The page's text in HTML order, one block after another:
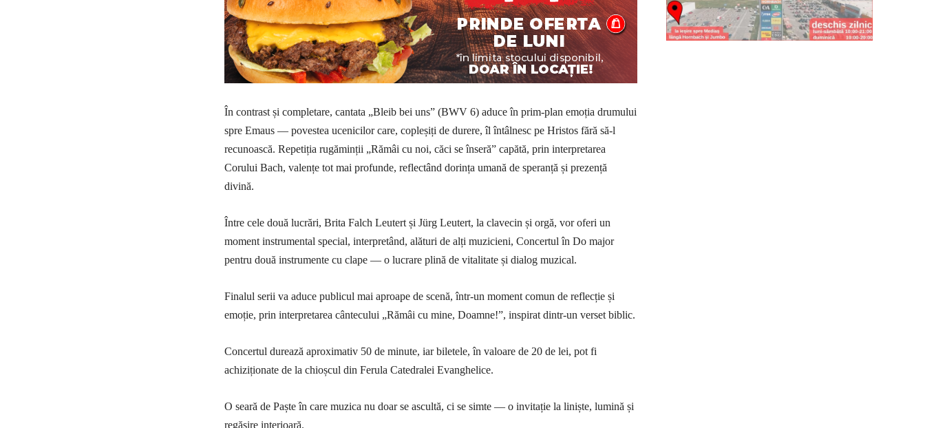
În contrast și completare, cantata „Bleib bei uns” (BWV 6) aduce în prim-plan emoția drumului
spre Emaus — povestea ucenicilor care, copleșiți de durere, îl întâlnesc pe Hristos fără să-l
recunoască. Repetiția rugăminții „Rămâi cu noi, căci se înseră” capătă, prin interpretarea
Corului Bach, valențe tot mai profunde, reflectând dorința umană de speranță și prezență
divină.
Între cele două lucrări, Brita Falch Leutert și Jürg Leutert, la clavecin și orgă, vor oferi un
moment instrumental special, interpretând, alături de alți muzicieni, Concertul în Do major
pentru două instrumente cu clape — o lucrare plină de vitalitate și dialog muzical.
Finalul serii va aduce publicul mai aproape de scenă, într-un moment comun de reflecție și
emoție, prin interpretarea cântecului „Rămâi cu mine, Doamne!”, inspirat dintr-un verset biblic.
Concertul durează aproximativ 50 de minute, iar biletele, în valoare de 20 de lei, pot fi
achiziționate de la chioșcul din Ferula Catedralei Evanghelice.
O seară de Paște în care muzica nu doar se ascultă, ci se simte — o invitație la liniște, lumină și
regăsire interioară.